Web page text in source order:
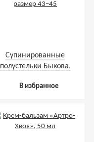
Супинированные
полустельки Быкова,
В избранное